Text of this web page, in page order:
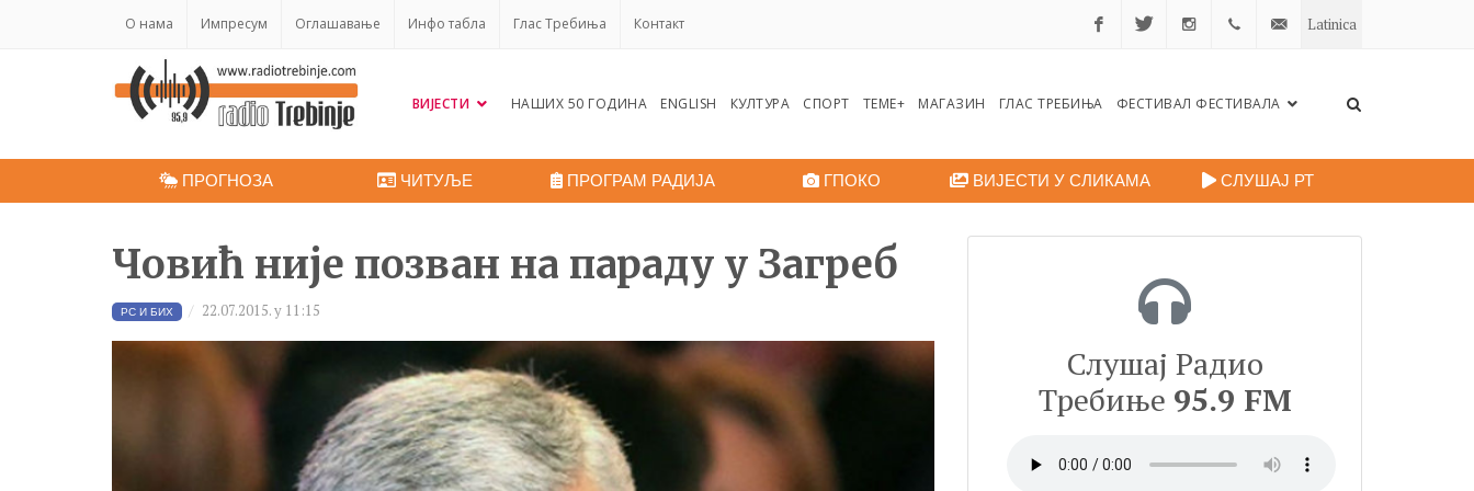
O нама Импресум Оглашавање Инфо табла Глас Требиња Контакт Latinica
ВИЈЕСТИ НАШИХ 50 ГОДИНА ENGLISH КУЛТУРА СПОРТ ТЕМЕ+ МАГАЗИН ГЛАС ТРЕБИЊА ФЕСТИВАЛ ФЕСТИВАЛА
ПРОГНОЗА ЧИТУЉЕ ПРОГРАМ РАДИЈА ГПОКО ВИЈЕСТИ У СЛИКАМА СЛУШАЈ РТ
Човић није позван на параду у Загреб
РС И БИХ 22.07.2015. у 11:15
Слушај Радио
Требиње 95.9 FM